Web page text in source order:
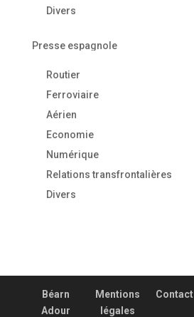
Divers
Presse espagnole
Routier
Ferroviaire
Aérien
Economie
Numérique
Relations transfrontalières
Divers
Béarn
Adour
Mentions
légales
Contact